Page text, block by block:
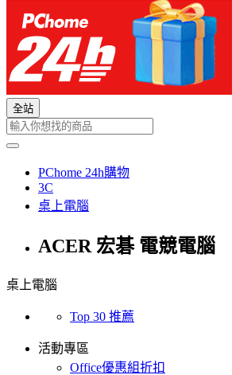
全站
PChome 24h購物
3C
桌上電腦
ACER 宏碁 電競電腦
桌上電腦
Top 30 推薦
活動專區
Office優惠組折扣